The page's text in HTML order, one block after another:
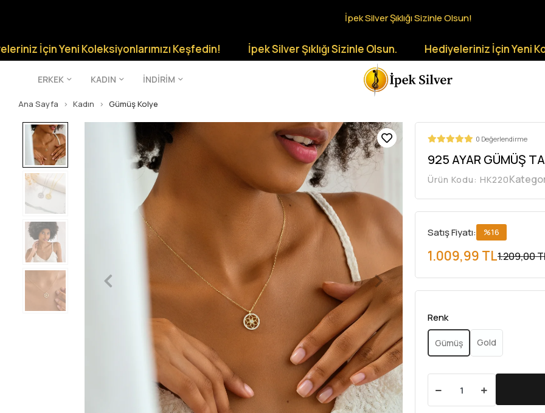
İpek Silver Şıklığı Sizinle Olsun!
Yeni Koleksiyonlarımızı Keşfedin! İpek Silver Şıklığı Sizinle Olsun. Hediyeleriniz İçin Yeni
ERKEK KADIN İNDİRİM
Ana Sayfa Kadın Gümüş Kolye
0 Değerlendirme
925 AYAR GÜMÜŞ
Ürün Kodu: HK220
Satış Fiyatı: %16
1.209,00
1.009,99 TL
Renk
Gümüş Gold